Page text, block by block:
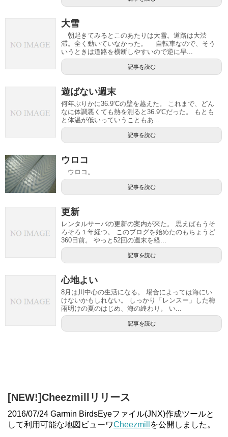
大雪
朝起きてみるとこのあたりは大雪。道路は大渋
滞。全く動いていなかった。 自転車なので、そう
いうときは道路を横断しやすいので逆に早...
記事を読む
遊ばない週末
何年ぶりかに36.9℃の壁を越えた。 これまで、どん
なに体調悪くても熱を測ると36.9℃だった。 もとも
と体温が低いっていうこともあ...
記事を読む
ウロコ
ウロコ。
記事を読む
更新
レンタルサーバの更新の案内が来た。 思えばもうそ
ろそろ１年経つ。 このブログを始めたのもちょうど
360日前。 やっと52回の週末を経...
記事を読む
心地よい
8月は川中心の生活になる。 場合によっては海にい
けないかもしれない。 しっかり「レンスー」した梅
雨明けの夏のはじめ、海の終わり。 い...
記事を読む
[NEW!]Cheezmillリリース
2016/07/24 Garmin BirdsEyeファイル(JNX)作成ツールと
して利用可能な地図ビューワCheezmill を公開しました。